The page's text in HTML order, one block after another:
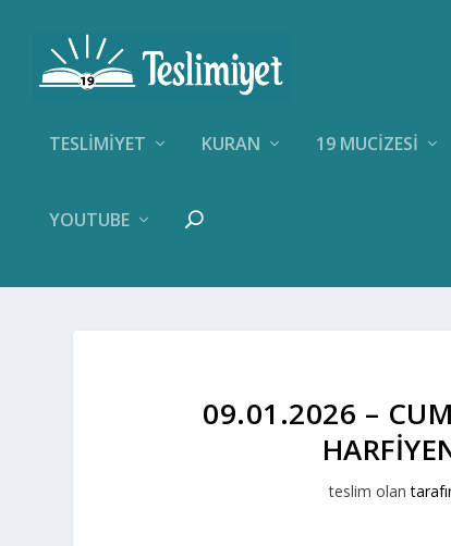
TESLIMIYET KURAN 19 MUCIZESI
YOUTUBE
09.01.2026 –
teslim olan